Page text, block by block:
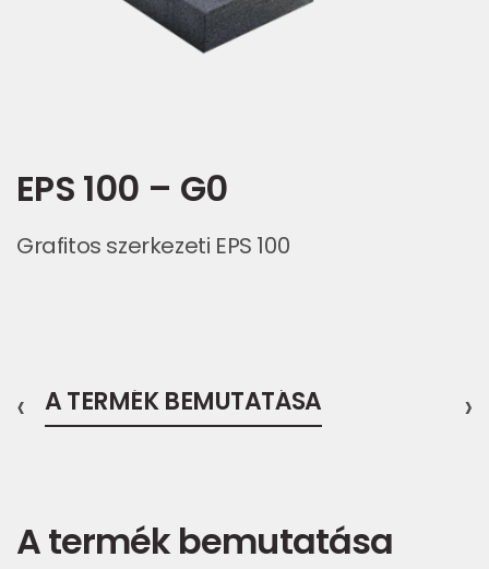
EPS 100 – G0
Grafitos szerkezeti EPS 100
A TERMÉK BEMUTATÁSA
‹ ›
A termék bemutatása